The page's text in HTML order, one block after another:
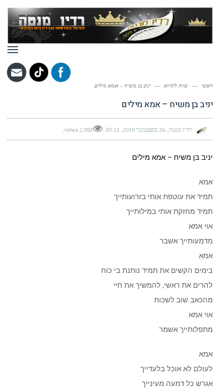
ראשי — שווה לקרוא — יניב בן משיח – אמא מילים
יניב בן משיח – אמא מילים
רדיו מנטה 26 בספטמבר 2019 03:12
2,092 views
יניב בן משיח – אמא מילים
אמא
תמיד את עוטפת אותי בזרועותייך
תמיד מחזקת אותי במילותייך
אוי אמא
מדמעותייך אשבר
אמא
בימים הקשים את תמיד נותנת בי כוח
להרים את ראשי, להמשיך את חיי
מהכאב שוב לשכוח
אוי אמא
מתפלותייך אשמר
אמא
לעולם לא אוכל בלעדייך
אגרש כל דמעה מעינייך